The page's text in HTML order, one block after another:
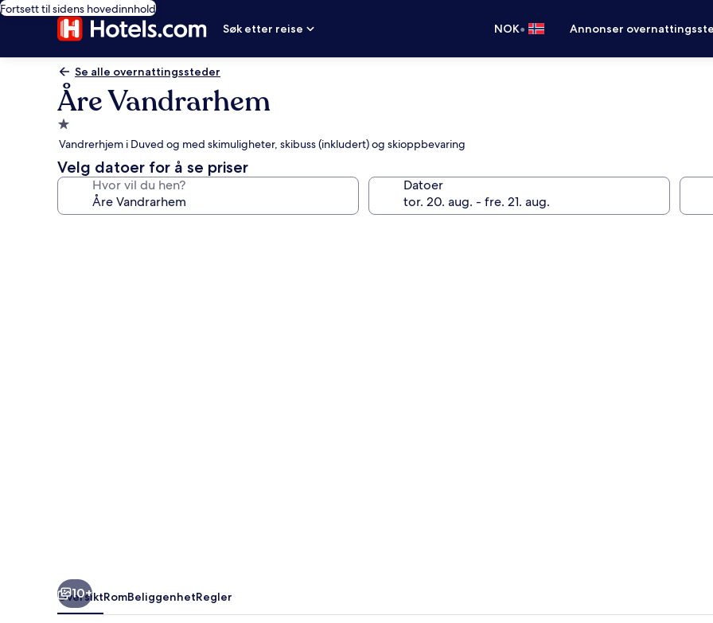
Fortsett til sidens hovedinnhold
Søk etter reise
NOK• Annonser
Se alle overnattingssteder
Åre Vandrarhem
Overnattingssted
med
1.0
stjerne
Vandrerhjem i Duved og med skimuligheter, skibuss (inkludert) og skioppbevaring
Velg datoer for å se priser
Hvor vil du hen? Datoer
10+
OversiktRomBeliggenhetRegler